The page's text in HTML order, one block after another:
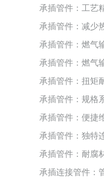
承插管件：工艺
承插管件：减少
承插管件：燃气
承插管件：燃气
承插管件：扭矩
承插管件：规格
承插管件：便捷
承插管件：独特
承插管件：耐腐
承插连接管件：